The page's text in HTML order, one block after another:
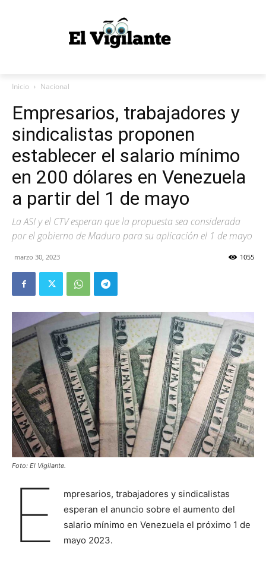
Inicio Nacional
Empresarios, trabajadores y
sindicalistas proponen
establecer el salario mínimo
en 200 dólares en Venezuela
a partir del 1 de mayo
La ASI y el CTV esperan que la propuesta sea considerada
por el gobierno de Maduro para su aplicación el 1 de mayo
marzo 30, 2023 1055
Foto: El Vigilante.
E
mpresarios, trabajadores y sindicalistas
esperan el anuncio sobre el aumento del
salario mínimo en Venezuela el próximo 1 de
mayo 2023.